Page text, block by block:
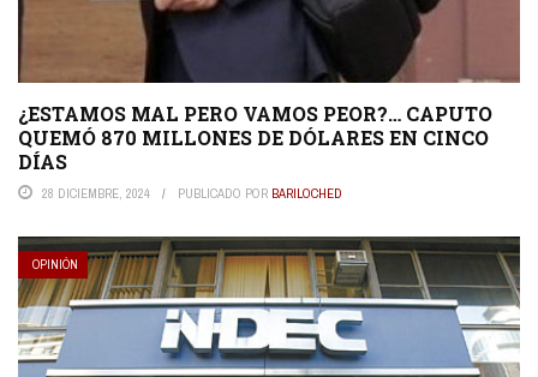
¿ESTAMOS MAL PERO VAMOS PEOR?… CAPUTO
QUEMÓ 870 MILLONES DE DÓLARES EN CINCO
DÍAS
28 DICIEMBRE, 2024 PUBLICADO POR BARILOCHED
OPINIÓN